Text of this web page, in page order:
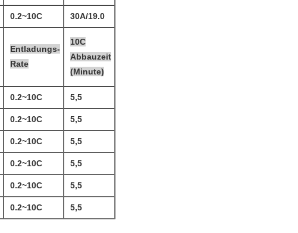
0.2~10C 30A/19.0
Entladungs-
Rate
10C
Abbauzeit
(Minute)
0.2~10C 5,5
0.2~10C 5,5
0.2~10C 5,5
0.2~10C 5,5
0.2~10C 5,5
0.2~10C 5,5